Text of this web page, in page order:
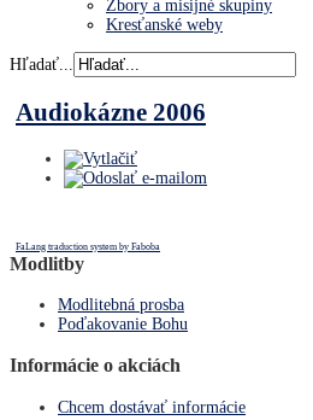
Zbory a misijné skupiny
Kresťanské weby
Hľadať...
Audiokázne 2006
FaLang traduction system by Faboba
Modlitby
Modlitebná prosba
Poďakovanie Bohu
Informácie o akciách
Chcem dostávať informácie